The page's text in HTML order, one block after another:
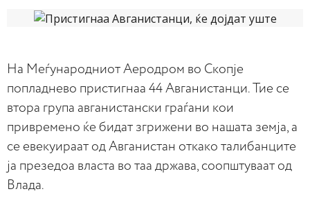
На Меѓународниот Аеродром во Скопје
попладнево пристигнаа 44 Авганистанци. Тие се
втора група авганистански граѓани кои
привремено ќе бидат згрижени во нашата земја, а
се евекуираат од Авганистан откако талибанците
ја презедоа власта во таа држава, соопштуваат од
Влада.